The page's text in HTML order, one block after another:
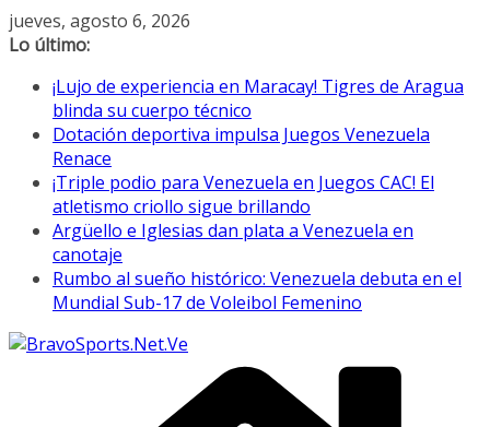
Saltar
al
jueves, agosto 6, 2026
Lo último:
¡Lujo de experiencia en Maracay! Tigres de Aragua
blinda su cuerpo técnico
Dotación deportiva impulsa Juegos Venezuela
Renace
¡Triple podio para Venezuela en Juegos CAC! El
atletismo criollo sigue brillando
Argüello e Iglesias dan plata a Venezuela en
canotaje
Rumbo al sueño histórico: Venezuela debuta en el
Mundial Sub-17 de Voleibol Femenino